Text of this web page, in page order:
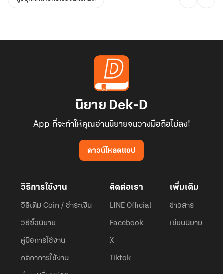
นิยาย Dek-D
App ที่จะทำให้คุณอ่านนิยายจนวางมือถือไม่ลง!
ดาวน์โหลดแอป
วิธีการใช้งาน
วิธีเติม Coin / ชำระเงิน
วิธีซื้อนิยาย
คู่มือการใช้งาน
กติกาการใช้งาน
ติดต่อเรา
LINE Official
Facebook
X
Tiktok
เพิ่มเติม
ข่าวสาร
เขียนนิยาย